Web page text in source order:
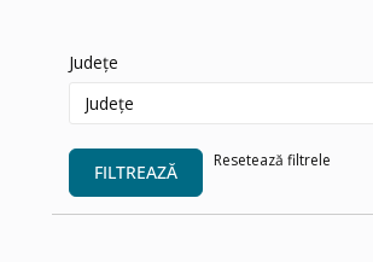
Județe
FILTREAZĂ
Resetează filtrele